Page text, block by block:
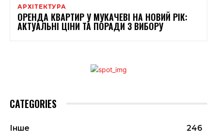
АРХІТЕКТУРА
ОРЕНДА КВАРТИР У МУКАЧЕВІ НА НОВИЙ РІК:
АКТУАЛЬНІ ЦІНИ ТА ПОРАДИ З ВИБОРУ
CATEGORIES
Інше
246